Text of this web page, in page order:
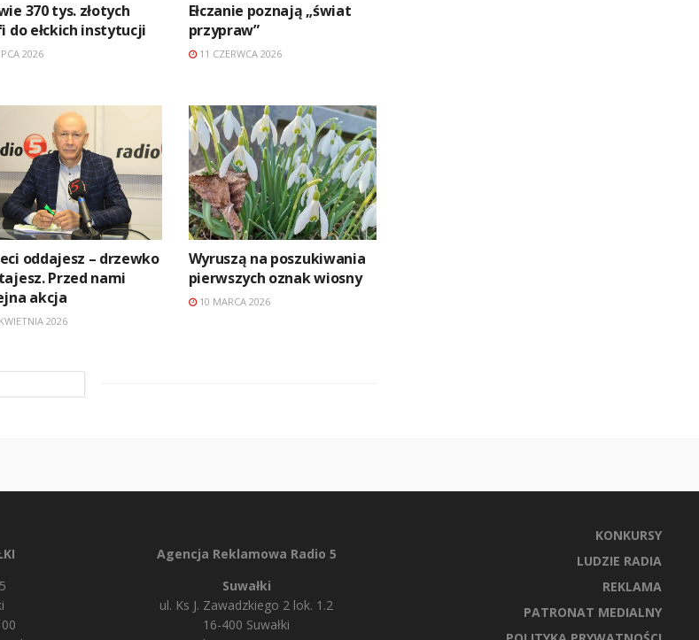
370 tys. złotych
do ełckich instytucji
2026
Ełczanie poznają „świat
przypraw”
11 CZERWCA 2026
oddajesz – drzewko
Przed nami
akcja
2026
Wyruszą na poszukiwania
pierwszych oznak wiosny
10 MARCA 2026
Agencja Reklamowa Radio 5
Suwałki
ul. Ks J. Zawadzkiego 2 lok. 1.2
16-400 Suwałki
KONKURSY
LUDZIE RADIA
REKLAMA
PATRONAT MEDIALNY